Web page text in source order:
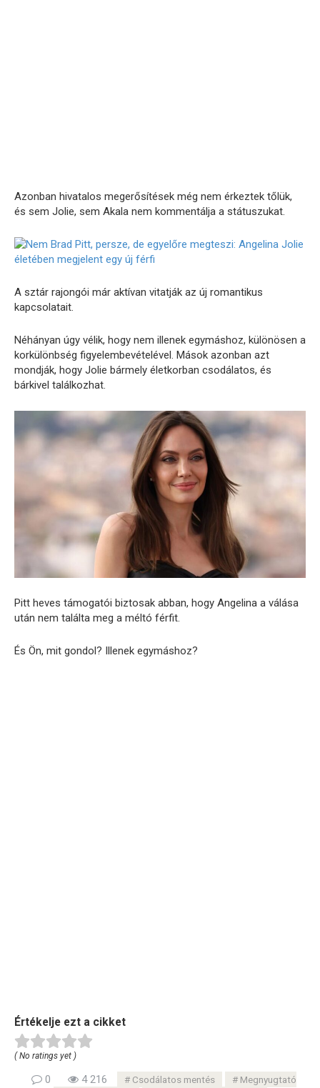
Azonban hivatalos megerősítések még nem érkeztek tőlük,
és sem Jolie, sem Akala nem kommentálja a státuszukat.
A sztár rajongói már aktívan vitatják az új romantikus
kapcsolatait.
Néhányan úgy vélik, hogy nem illenek egymáshoz, különösen a
korkülönbség figyelembevételével. Mások azonban azt
mondják, hogy Jolie bármely életkorban csodálatos, és
bárkivel találkozhat.
Pitt heves támogatói biztosak abban, hogy Angelina a válása
után nem találta meg a méltó férfit.
És Ön, mit gondol? Illenek egymáshoz?
Értékelje ezt a cikket
( No ratings yet )
0 4 216 Csodálatos mentés
Megnyugtató